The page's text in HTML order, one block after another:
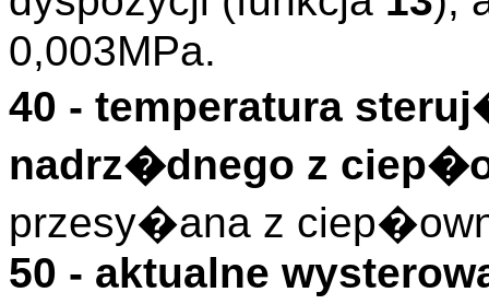
0,003MPa.
40 - temperatura
nadrz�dnego z
przesy�ana z
50 - aktualne